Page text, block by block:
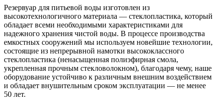
Резервуар для питьевой воды изготовлен из
высокотехнологичного материала — стеклопластика, который
обладает всеми необходимыми характеристиками для
надежного хранения чистой воды. В процессе производства
емкостных сооружений мы используем новейшие технологии,
состоящие из непрерывной намотки высококлассного
стеклопластика (ненасыщенная полиэфирная смола,
укрепленная прочным стекловолокном), благодаря чему, наше
оборудование устойчиво к различным внешним воздействием
и обладает внушительным сроком эксплуатации — не менее
50 лет.